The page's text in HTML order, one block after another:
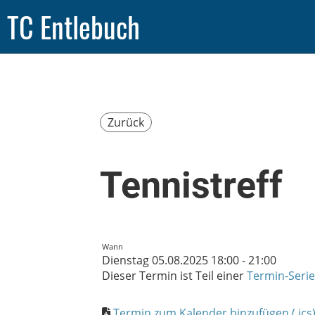
TC Entlebuch
Zurück
Tennistreff
Wann
Dienstag 05.08.2025 18:00 - 21:00
Dieser Termin ist Teil einerTermin-Serie